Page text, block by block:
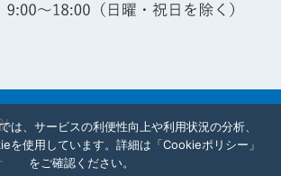
は、サービスの利便性向上や利用状況の分析、
を使用しています。詳細は「Cookieポリシー」
をご確認ください。